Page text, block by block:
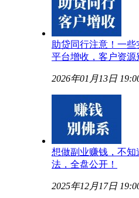
助贷同行注意！一
平台增收，客户资源
2026年01月13日
想做副业赚钱，不
法，全盘公开！
2025年12月17日